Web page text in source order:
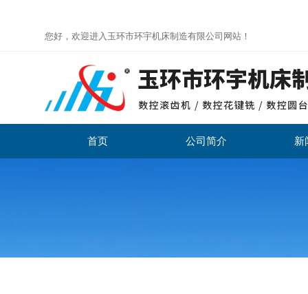
您好，欢迎进入玉环市环宇机床制造有限公司网站！
首页 公司简介 新